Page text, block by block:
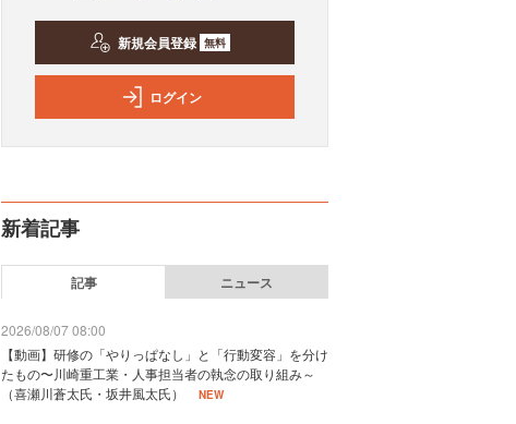
新規会員登録 無料
ログイン
新着記事
記事 ニュース
2026/08/07 08:00
【動画】研修の「やりっぱなし」と「行動変容」を分け
たもの〜川崎重工業・人事担当者の執念の取り組み～
（喜瀬川蒼太氏・坂井風太氏）
NEW